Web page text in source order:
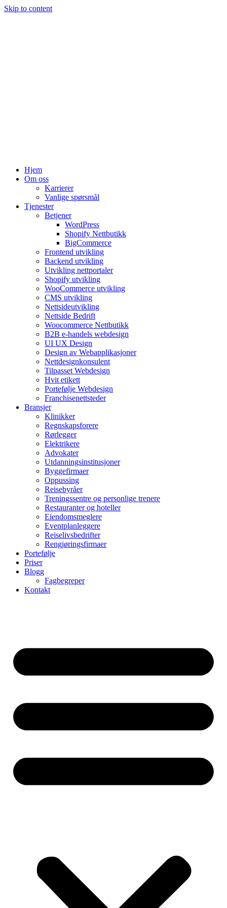
Skip to content
Hjem
Om oss
Karrierer
Vanlige spørsmål
Tjenester
Betjener
WordPress
Shopify Nettbutikk
BigCommerce
Frontend utvikling
Backend utvikling
Utvikling nettportaler
Shopify utvikling
WooCommerce utvikling
CMS utvikling
Nettsideutvikling
Nettside Bedrift
Woocommerce Nettbutikk
B2B e-handels webdesign
UI UX Design
Design av Webapplikasjoner
Nettdesignkonsulent
Tilpasset Webdesign
Hvit etikett
Portefølje Webdesign
Franchisenettsteder
Bransjer
Klinikker
Regnskapsforere
Rørlegger
Elektrikere
Advokater
Utdanningsinstitusjoner
Byggefirmaer
Oppussing
Reisebyråer
Treningssentre og personlige trenere
Restauranter og hoteller
Eiendomsmeglere
Eventplanleggere
Reiselivsbedrifter
Rengjøringsfirmaer
Portefølje
Priser
Blogg
Fagbegreper
Kontakt